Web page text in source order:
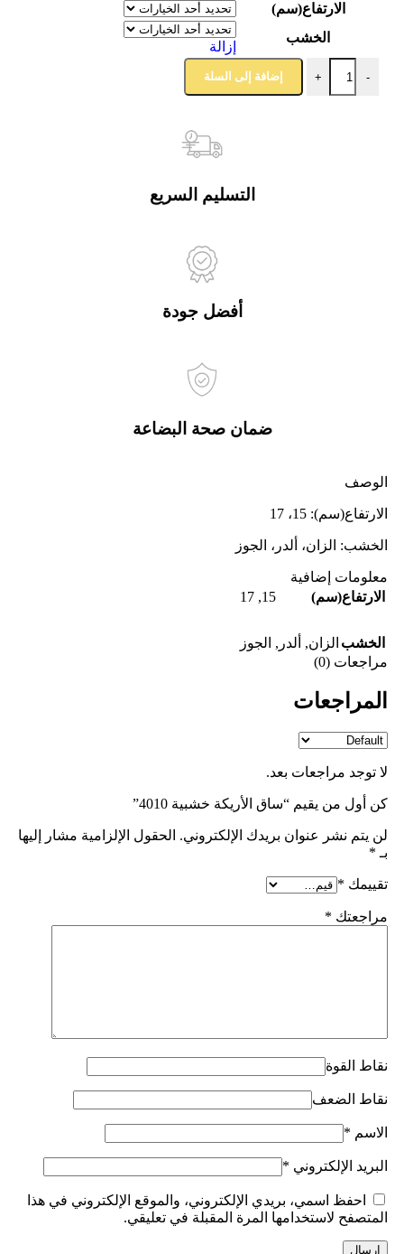
الارتفاع(سم)
الخشب
إزالة
-
+ إضافة إلى السلة
التسليم السريع
أفضل جودة
ضمان صحة البضاعة
الوصف
الارتفاع(سم): 15، 17
الخشب: الزان، ألدر، الجوز
معلومات إضافية
الارتفاع(سم)
15
,
17
الخشب الزان, ألدر , الجوز
مراجعات (0)
المراجعات
لا توجد مراجعات بعد.
كن أول من يقيم “ساق الأريكة خشبية 4010”
لن يتم نشر عنوان بريدك الإلكتروني. الحقول الإلزامية مشار إليها
بـ *
تقييمك *
مراجعتك *
نقاط القوة
نقاط الضعف
الاسم *
البريد الإلكتروني *
احفظ اسمي، بريدي الإلكتروني، والموقع الإلكتروني في هذا
المتصفح لاستخدامها المرة المقبلة في تعليقي.